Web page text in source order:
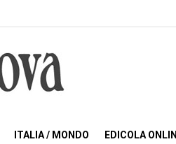
ITALIA / MONDO EDICOLA